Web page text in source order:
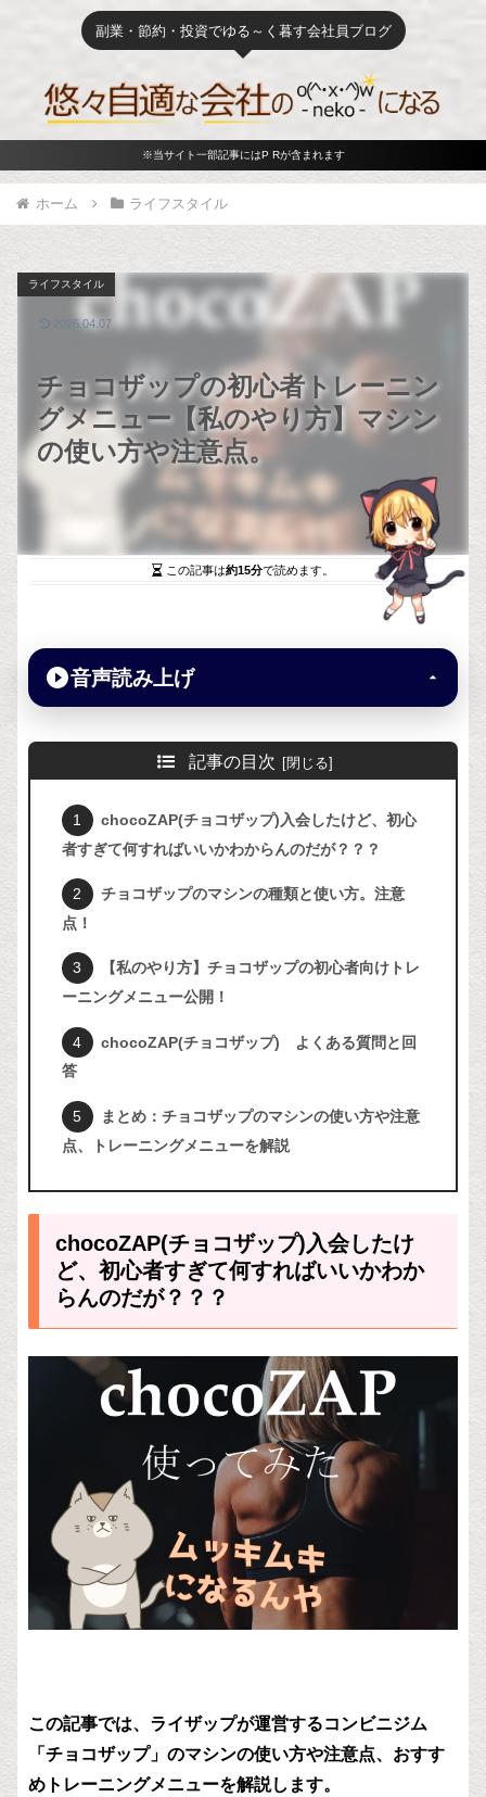
副業・節約・投資でゆる～く暮す会社員ブログ
※当サイト一部記事にはP Rが含まれます
ホーム ライフスタイル
チョコザップの初心者トレーニン
グメニュー【私のやり方】マシン
の使い方や注意点。
ライフスタイル
2026.04.07
この記事は約15分で読めます。
音声読み上げ
記事の目次
chocoZAP(チョコザップ)入会したけど、初心
者すぎて何すればいいかわからんのだが？？？
チョコザップのマシンの種類と使い方。注意
点！
【私のやり方】チョコザップの初心者向けトレ
ーニングメニュー公開！
chocoZAP(チョコザップ) よくある質問と回
答
まとめ：チョコザップのマシンの使い方や注意
点、トレーニングメニューを解説
chocoZAP(チョコザップ)入会したけ
ど、初心者すぎて何すればいいかわか
らんのだが？？？
この記事では、ライザップが運営するコンビニジム
「チョコザップ」のマシンの使い方や注意点、おすす
めトレーニングメニューを解説します。